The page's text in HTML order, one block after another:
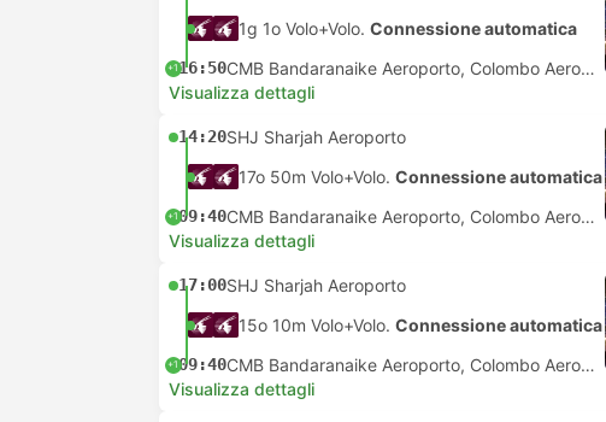
1g 1o Volo+Volo. Connessione automatica
+116:50
CMB Bandaranaike Aeroporto, Colombo Aeroporto
Visualizza dettagli
14:20SHJ Sharjah Aeroporto
17o 50m Volo+Volo. Connessione automatica
+109:40
CMB Bandaranaike Aeroporto, Colombo Aeroporto
Visualizza dettagli
17:00SHJ Sharjah Aeroporto
15o 10m Volo+Volo. Connessione automatica
+109:40
CMB Bandaranaike Aeroporto, Colombo Aeroporto
Visualizza dettagli